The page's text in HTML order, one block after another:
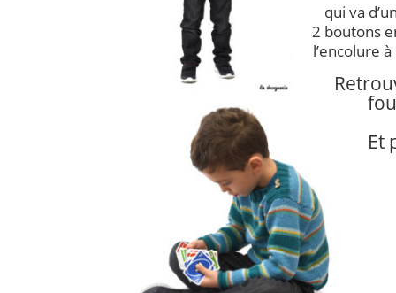
qui va
2 boutons
l’encolure
Et